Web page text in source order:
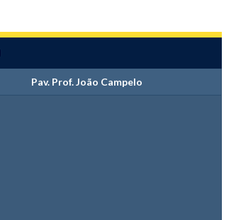
Pav. Prof. João Campelo